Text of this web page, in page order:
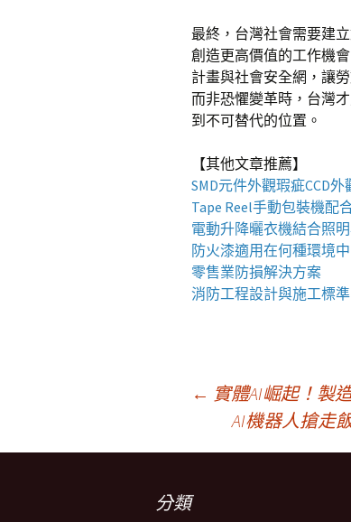
最終，台灣社會需要建
創造更高價值的工作機
計畫與社會安全網，讓
而非恐懼變革時，台灣
到不可替代的位置。
【其他文章推薦】
SMD元件外觀瑕疵CCD
Tape Reel手動包裝機配
電動升降曬衣機結合照
防火漆適用在何種環境
零售業防損解決方案
消防工程設計與施工標
章
← 實體AI崛起！製
AI機器人搶走
分類